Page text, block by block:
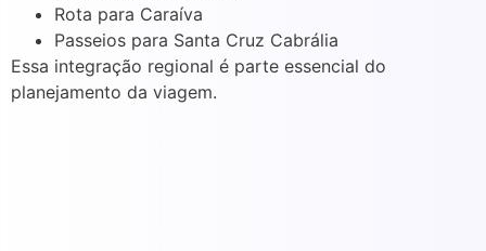
Rota para Caraíva
Passeios para Santa Cruz Cabrália
Essa integração regional é parte essencial do
planejamento da viagem.